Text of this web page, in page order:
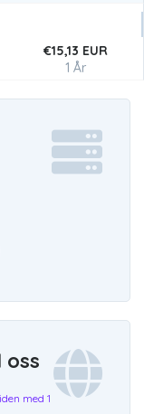
€15,13 EUR
1 År
med 1